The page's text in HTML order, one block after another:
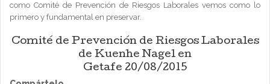
como Comité de Prevención de Riesgos Laborales vemos como lo
primero y fundamental en preservar.
Comité de Prevención de Riesgos Laborales
de Kuenhe Nagel en
Getafe 20/08/2015